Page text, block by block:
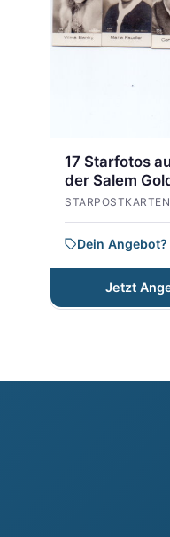
17 Starfotos
der Salem
Dein Angebot?
Jetzt